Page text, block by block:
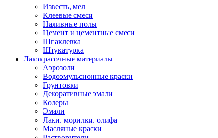
Известь, мел
Клеевые смеси
Наливные полы
Цемент и цементные смеси
Шпаклевка
Штукатурка
Лакокрасочные материалы
Аэрозоли
Водоэмульсионные краски
Грунтовки
Декоративные эмали
Колеры
Эмали
Лаки, морилки, олифа
Масляные краски